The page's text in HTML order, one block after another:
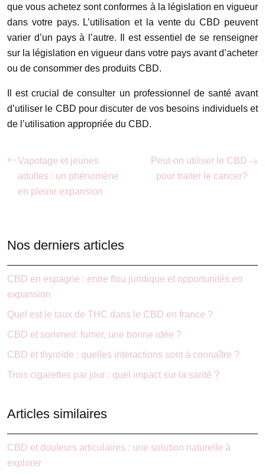
que vous achetez sont conformes à la législation en vigueur
dans votre pays. L’utilisation et la vente du CBD peuvent
varier d’un pays à l’autre. Il est essentiel de se renseigner
sur la législation en vigueur dans votre pays avant d’acheter
ou de consommer des produits CBD.
Il est crucial de consulter un professionnel de santé avant
d’utiliser le CBD pour discuter de vos besoins individuels et
de l’utilisation appropriée du CBD.
Vapotage et jeunes
adultes : un phénomène
en pleine expansion
Peut-on utiliser le CBD
pour traiter le cancer?
Nos derniers articles
CBD en espagne : entre flou juridique et opportunités en
expansion
Quel est le taux de THC dans le CBD en france ?
CBD et sommeil: fumer, une bonne idée ?
CBD et thyroïde : quelles interactions sont à connaître ?
Trois cigarettes par jour : quel impact sur la santé ?
Articles similaires
CBD et douleurs articulaires : une solution naturelle à
explorer